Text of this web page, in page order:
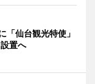
「仙台観光特使」
置へ